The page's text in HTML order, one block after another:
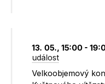
13. 05., 15:00 -
událost
Velkoobjemový